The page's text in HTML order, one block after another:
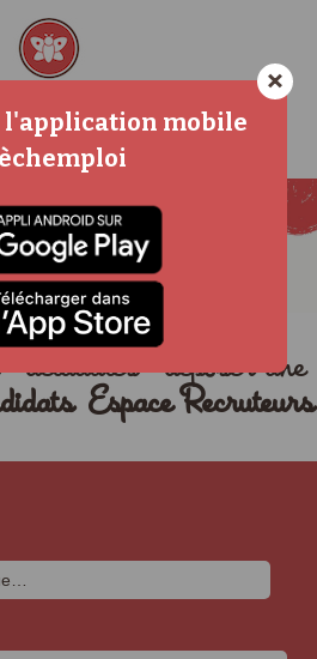
actualités
déposer une
Espace Recruteurs
×
l'application mobile